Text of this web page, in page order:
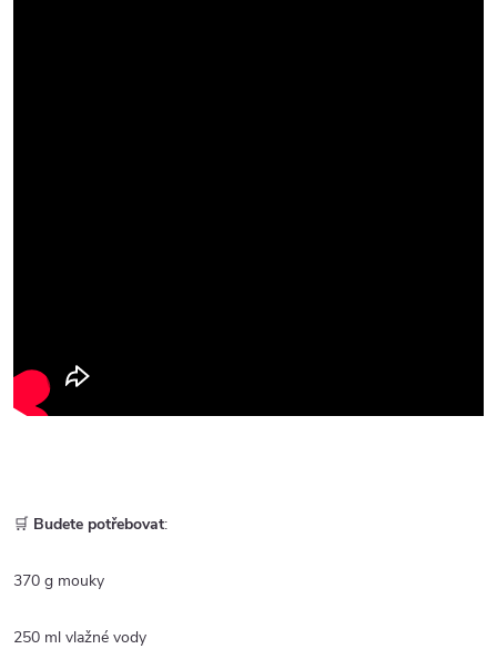
🛒 Budete potřebovat:
370 g mouky
250 ml vlažné vody